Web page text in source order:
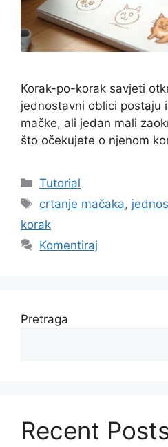
Korak-po-korak savjeti
jednostavni oblici postaju
mačke, ali jedan mali
što očekujete o njenom
Kategorije
Tutorial
Oznake
crtanje mačaka,
korak
Komentiraj
Pretraga
Recent